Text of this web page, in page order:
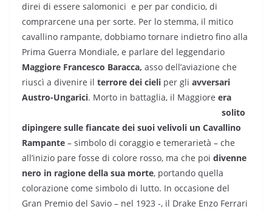
direi di essere salomonici e per par condicio, di
comprarcene una per sorte. Per lo stemma, il mitico
cavallino rampante, dobbiamo tornare indietro fino alla
Prima Guerra Mondiale, e parlare del leggendario
Maggiore Francesco Baracca, asso dell’aviazione che
riuscì a divenire il terrore dei cieli per gli avversari
Austro-Ungarici. Morto in battaglia, il Maggiore era
solito
dipingere sulle fiancate dei suoi velivoli un Cavallino
Rampante – simbolo di coraggio e temerarietà – che
all’inizio pare fosse di colore rosso, ma che poi divenne
nero in ragione della sua morte, portando quella
colorazione come simbolo di lutto. In occasione del
Gran Premio del Savio – nel 1923 -, il Drake Enzo Ferrari